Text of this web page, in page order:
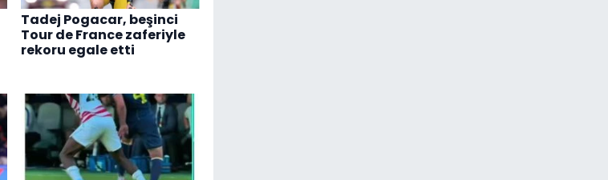
Tadej Pogacar, beşinci
Tour de France zaferiyle
rekoru egale etti